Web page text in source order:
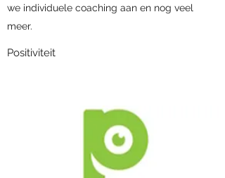
we individuele coaching aan en nog veel
meer.
Positiviteit